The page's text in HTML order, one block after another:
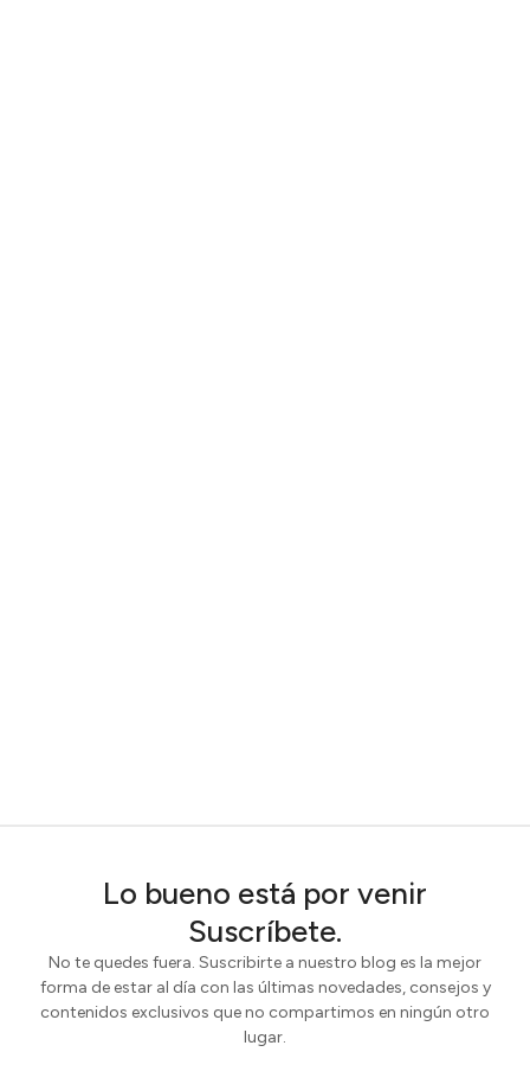
Lo bueno está por venir
Suscríbete.
No te quedes fuera. Suscribirte a nuestro blog es la mejor
forma de estar al día con las últimas novedades, consejos y
contenidos exclusivos que no compartimos en ningún otro
lugar.